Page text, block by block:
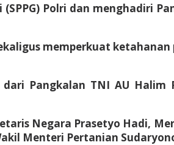
Polri dan menghadiri
memperkuat ketahanan
Pangkalan TNI AU Halim
Negara Prasetyo Hadi,
Menteri Pertanian